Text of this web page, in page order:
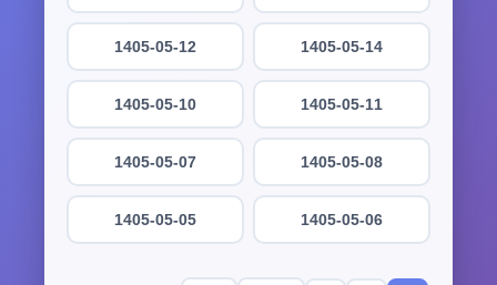
1405-05-14
1405-05-12
1405-05-11
1405-05-10
1405-05-08
1405-05-07
1405-05-06
1405-05-05